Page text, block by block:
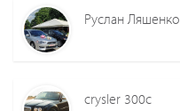
Руслан Ляшенко
crysler 300c